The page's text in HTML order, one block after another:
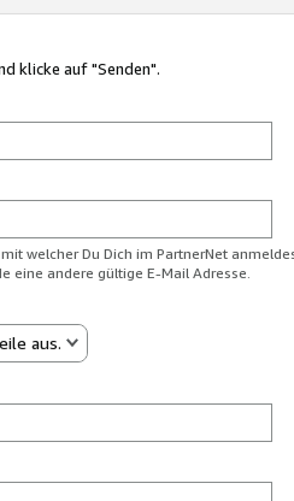
klicke auf "Senden".
welcher Du Dich im PartnerNet
eine andere gültige E-Mail Adresse.
aus.